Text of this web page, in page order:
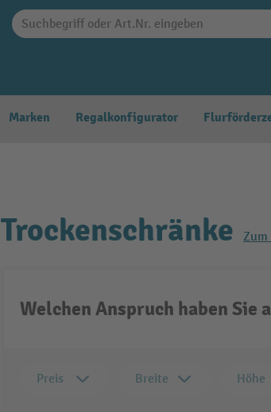
Marken Regalkonfigurator
Trockenschränke
Welchen Anspruch haben Sie
Preis Breite Höhe